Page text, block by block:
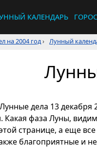
КАЛЕНДАРЬ
на 2004 год› Лунный
Лунные дела 13 декабря
Какая фаза Луны,
странице, а еще
благоприятные и